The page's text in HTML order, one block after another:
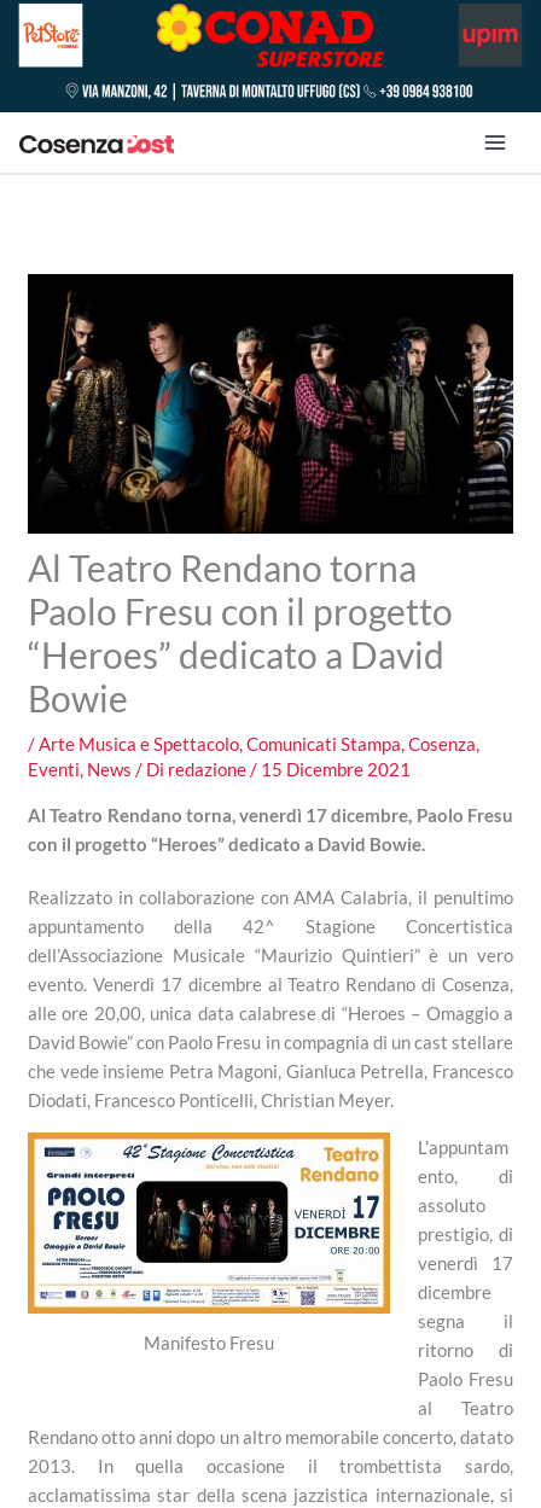
Al Teatro Rendano torna
Paolo Fresu con il progetto
“Heroes” dedicato a David
Bowie
/Arte Musica e Spettacolo,Comunicati Stampa,Cosenza,
Eventi, News / Di redazione/ 15 Dicembre 2021
AlTeatro Rendano torna, venerdì 17 dicembre, Paolo Fresu
con il progetto “Heroes” dedicato a David Bowie.
Realizzato in collaborazione con AMA Calabria, il penultimo
appuntamento della 42^ Stagione Concertistica
dell’Associazione Musicale “Maurizio Quintieri” è un vero
evento. Venerdì 17 dicembre al Teatro Rendano di Cosenza,
alle ore 20,00, unica data calabrese di “Heroes – Omaggio a
David Bowie” con Paolo Fresu in compagnia di un cast stellare
che vede insieme Petra Magoni, Gianluca Petrella, Francesco
Diodati, Francesco Ponticelli, Christian Meyer.
Manifesto Fresu
L’appuntam
ento, di
assoluto
prestigio, di
venerdì 17
dicembre
segna il
ritorno di
Paolo Fresu
al Teatro
Rendano otto anni dopo un altro memorabile concerto, datato
2013. In quella occasione il trombettista sardo,
acclamatissima star della scena jazzistica internazionale, si